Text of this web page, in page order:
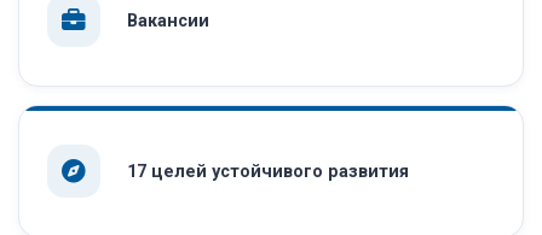
Вакансии
17 целей устойчивого развития